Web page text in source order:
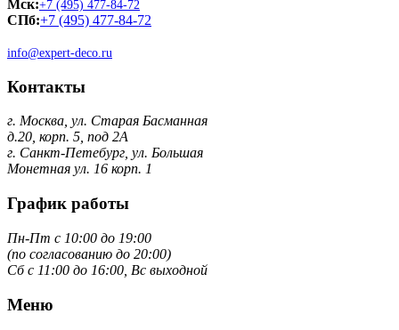
Мск:+7 (495) 477-84-72
СПб:+7 (495) 477-84-72
info@expert-deco.ru
Контакты
г. Москва, ул. Старая Басманная
д.20, корп. 5, под 2А
г. Санкт-Петебург, ул. Большая
Монетная ул. 16 корп. 1
График работы
Пн-Пт с 10:00 до 19:00
(по согласованию до 20:00)
Сб с 11:00 до 16:00, Вс выходной
Меню